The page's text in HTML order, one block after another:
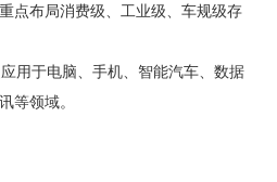
点布局消费级、工业级、车规级存
用于电脑、手机、智能汽车、数据
等领域。